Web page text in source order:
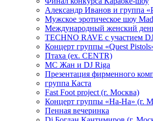
Александр Иванов и группа
Мужское эротическое шоу
Международный женский
TECHNO RAVE с участием
Концерт группы «Quest
Птаха (ex. CENTR)
МС Жан и DJ Riga
Презентация фирменного
группа Каста
Fast Foot project (г. Москва)
Концерт группы «На-На» (г.
Пенная вечеринка